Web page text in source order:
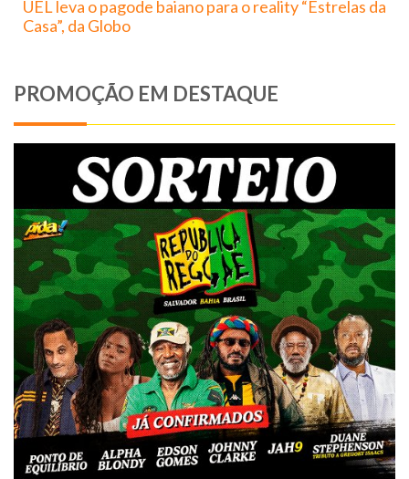
UEL leva o pagode baiano para o reality “Estrelas da
Casa”, da Globo
PROMOÇÃO EM DESTAQUE